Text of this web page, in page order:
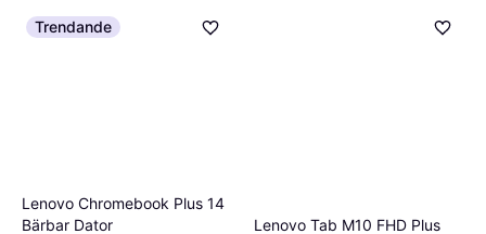
Trendande
Lenovo Chromebook Plus 14
Bärbar Dator
Lenovo Tab M10 FHD Plus